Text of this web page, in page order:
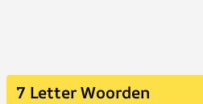
7 Letter Woorden